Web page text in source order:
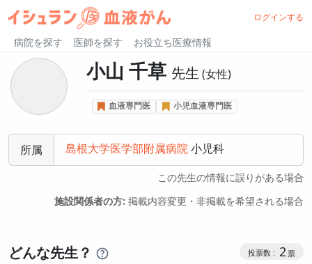
ログインする
病院を探す 医師を探す お役立ち医療情報
小山 千草 先生 女性
血液専門医 小児血液専門医
所属 島根大学医学部附属病院小児科
この先生の情報に誤りがある場合
施設関係者の方: 掲載内容変更・非掲載を希望される場合
どんな先生？ コミュニ
2